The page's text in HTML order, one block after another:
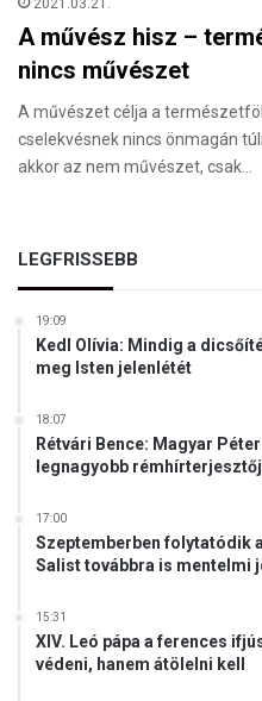
2021.03.21.
A művész hisz –
nincs művészet
A művészet célja a
cselekvésnek nincs önmagán
akkor az nem művészet, csak…
LEGFRISSEBB
19:09
Kedl Olívia: Mindig a
meg Isten jelenlétét
18:07
Rétvári Bence: Magyar
legnagyobb
17:00
Szeptemberben folytatódik
Salist továbbra is mentelmi
15:31
XIV. Leó pápa a ferences
védeni, hanem átölelni kell